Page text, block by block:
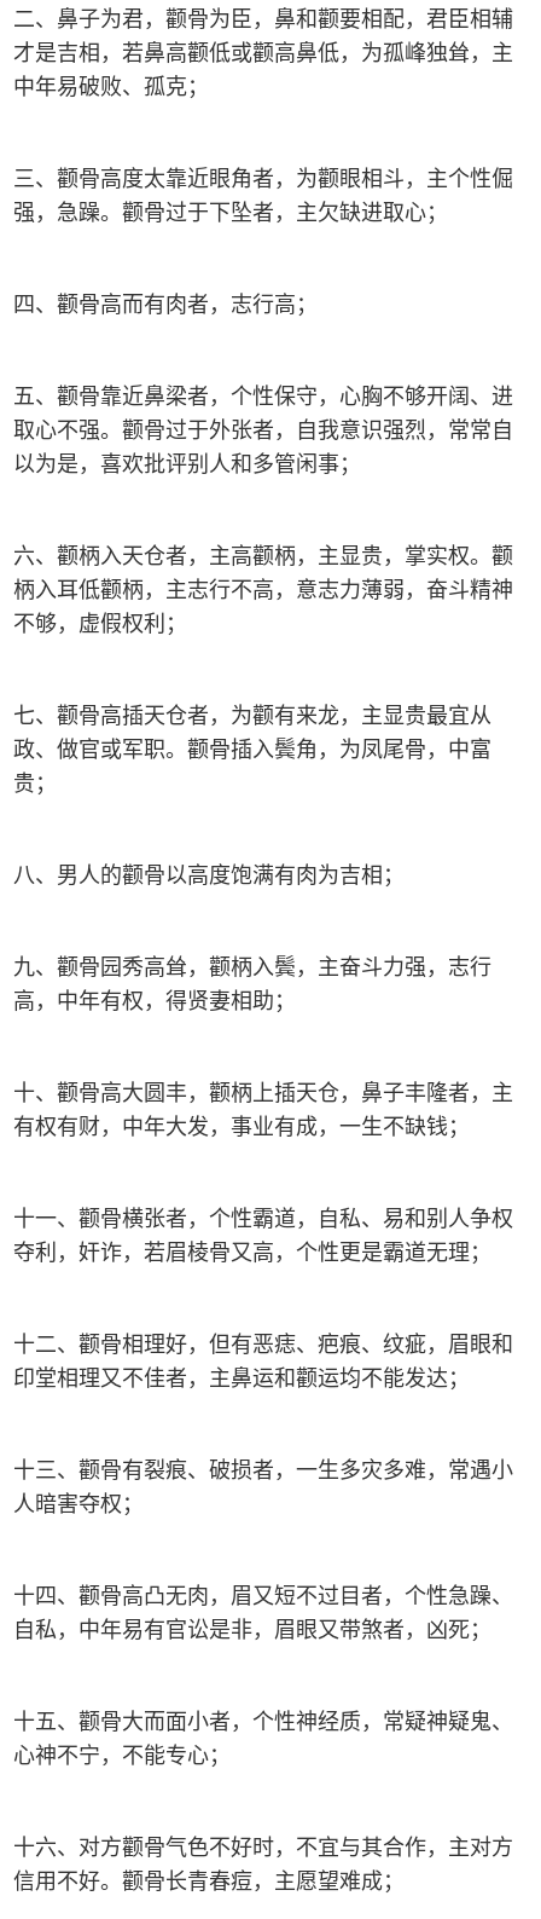
二、鼻子为君，颧骨为臣，鼻和颧要相配，君臣相辅
才是吉相，若鼻高颧低或颧高鼻低，为孤峰独耸，主
中年易破败、孤克；
三、颧骨高度太靠近眼角者，为颧眼相斗，主个性倔
强，急躁。颧骨过于下坠者，主欠缺进取心；
四、颧骨高而有肉者，志行高；
五、颧骨靠近鼻梁者，个性保守，心胸不够开阔、进
取心不强。颧骨过于外张者，自我意识强烈，常常自
以为是，喜欢批评别人和多管闲事；
六、颧柄入天仓者，主高颧柄，主显贵，掌实权。颧
柄入耳低颧柄，主志行不高，意志力薄弱，奋斗精神
不够，虚假权利；
七、颧骨高插天仓者，为颧有来龙，主显贵最宜从
政、做官或军职。颧骨插入鬓角，为凤尾骨，中富
贵；
八、男人的颧骨以高度饱满有肉为吉相；
九、颧骨园秀高耸，颧柄入鬓，主奋斗力强，志行
高，中年有权，得贤妻相助；
十、颧骨高大圆丰，颧柄上插天仓，鼻子丰隆者，主
有权有财，中年大发，事业有成，一生不缺钱；
十一、颧骨横张者，个性霸道，自私、易和别人争权
夺利，奸诈，若眉棱骨又高，个性更是霸道无理；
十二、颧骨相理好，但有恶痣、疤痕、纹疵，眉眼和
印堂相理又不佳者，主鼻运和颧运均不能发达；
十三、颧骨有裂痕、破损者，一生多灾多难，常遇小
人暗害夺权；
十四、颧骨高凸无肉，眉又短不过目者，个性急躁、
自私，中年易有官讼是非，眉眼又带煞者，凶死；
十五、颧骨大而面小者，个性神经质，常疑神疑鬼、
心神不宁，不能专心；
十六、对方颧骨气色不好时，不宜与其合作，主对方
信用不好。颧骨长青春痘，主愿望难成；